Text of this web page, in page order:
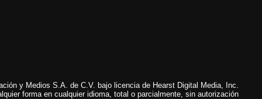
y Medios S.A. de C.V. bajo licencia de Hearst Digital Media, Inc.
forma en cualquier idioma, total o parcialmente, sin autorización